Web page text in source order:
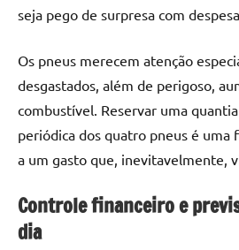
seja pego de surpresa com
Os pneus merecem atenção
desgastados, além de perigoso,
combustível. Reservar uma
periódica dos quatro pneus é uma
a um gasto que, inevitavelmente,
Controle financeiro e
dia